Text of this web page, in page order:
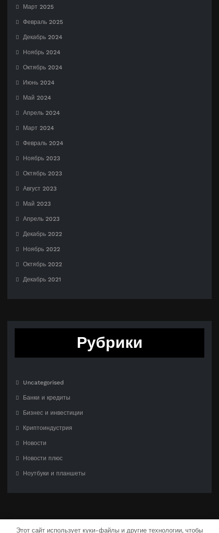
Март 2025
Февраль 2025
Декабрь 2024
Ноябрь 2024
Октябрь 2024
Июнь 2024
Май 2024
Апрель 2024
Март 2024
Февраль 2024
Ноябрь 2023
Октябрь 2023
Август 2023
Май 2023
Апрель 2023
Декабрь 2022
Ноябрь 2022
Октябрь 2022
Декабрь 2021
Рубрики
Uncategorised
Банки и кредиты
Бизнес и инвестиции
Криптоиндустрия
Новости
Новости плюс
Ноутбуки и планшеты
Этот сайт использует куки-файлы и другие технологии, чтобы